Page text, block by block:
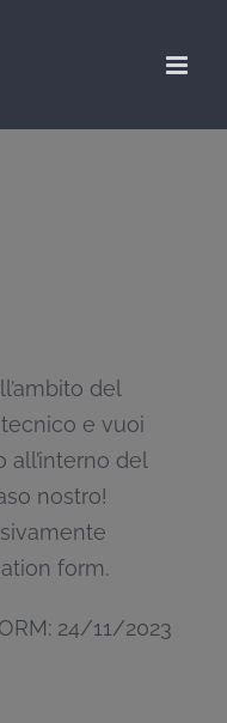
del
e vuoi
del
nostro!
form.
24/11/2023